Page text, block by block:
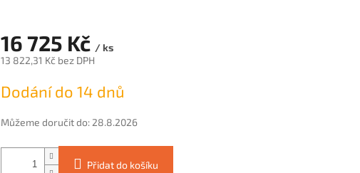
16 725 Kč / ks
13 822,31 Kč bez DPH
cena:
Dodání do 14 dnů
Můžeme doručit do: 28.8.2026
Přidat do košíku